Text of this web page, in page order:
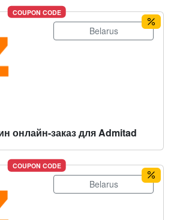
COUPON CODE
Belarus
онлайн-заказ для Admitad
COUPON CODE
Belarus